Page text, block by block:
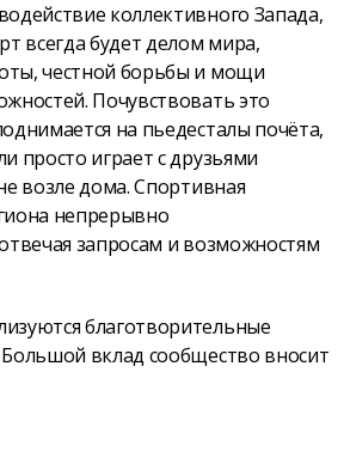
коллективного Запада,
всегда будет делом мира,
честной борьбы и мощи
Почувствовать это
на пьедесталы почёта,
просто играет с друзьями
возле дома. Спортивная
непрерывно
запросам и возможностям
благотворительные
вклад сообщество вносит